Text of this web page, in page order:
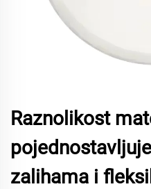
Raznolikost
zalihama i